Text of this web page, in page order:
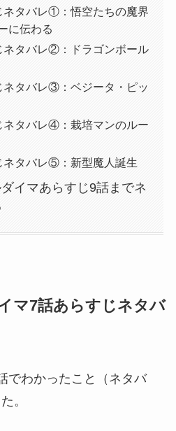
ネタバレ①：悟空たちの魔界
に伝わる
ネタバレ②：ドラゴンボール
ネタバレ③：ベジータ・ピッ
ネタバレ④：栽培マンのルー
ネタバレ⑤：新型魔人誕生
イマあらすじ9話までネ
マ7話あらすじネタバ
でわかったこと（ネタバ
。